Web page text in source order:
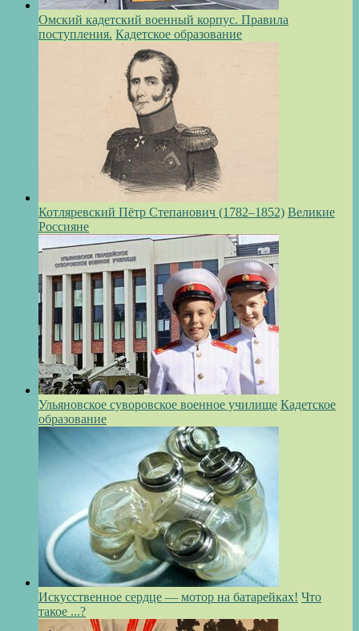
Омский кадетский военный корпус. Правила
поступления. Кадетское образование
Котляревский Пётр Степанович (1782–1852) Великие
Россияне
Ульяновское суворовское военное училище Кадетское
образование
Искусственное сердце — мотор на батарейках! Что
такое ...?